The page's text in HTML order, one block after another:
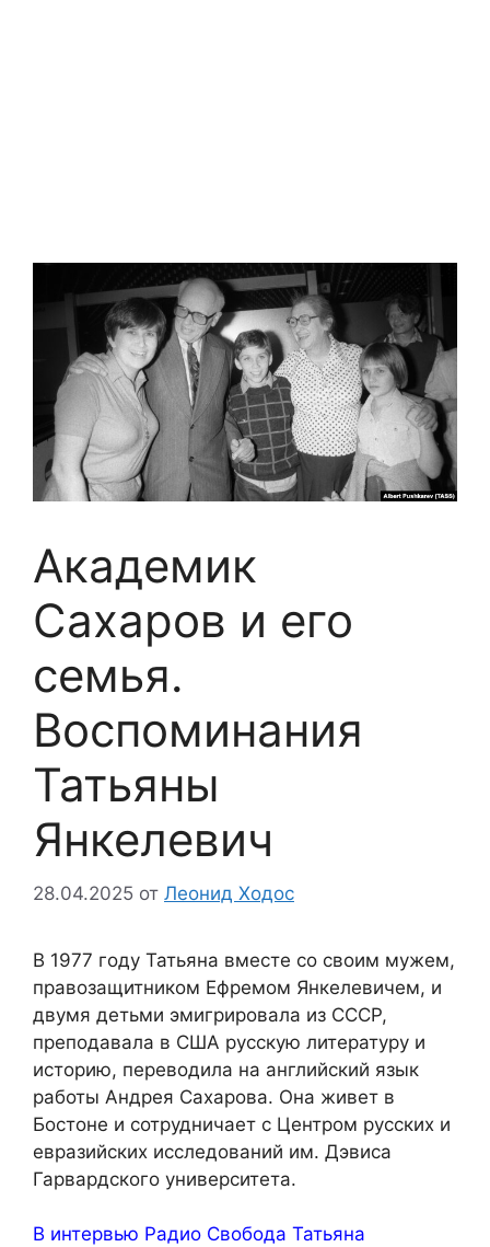
Академик
Сахаров и его
семья.
Воспоминания
Татьяны
Янкелевич
28.04.2025 от Леонид Ходос
В 1977 году Татьяна вместе со своим мужем,
правозащитником Ефремом Янкелевичем, и
двумя детьми эмигрировала из СССР,
преподавала в США русскую литературу и
историю, переводила на английский язык
работы Андрея Сахарова. Она живет в
Бостоне и сотрудничает с Центром русских и
евразийских исследований им. Дэвиса
Гарвардского университета.
В интервью Радио Свобода Татьяна